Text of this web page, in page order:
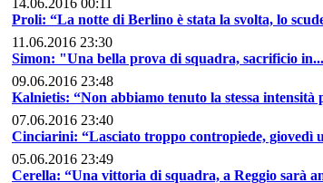
Proli: “La notte di Berlino è stata la svolta, lo
11.06.2016 23:30
Simon: "Una bella prova di squadra, sacrificio in...
09.06.2016 23:48
Kalnietis: “Non abbiamo tenuto la stessa intensità
07.06.2016 23:40
Cinciarini: “Lasciato troppo contropiede, giovedì
05.06.2016 23:49
Cerella: “Una vittoria di squadra, a Reggio sarà